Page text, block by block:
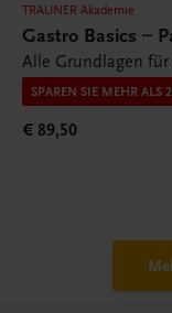
TRAUNER Akademie
Gastro Basics –
Alle Grundlagen
SPAREN SIE MEHR ALS
€ 89,50